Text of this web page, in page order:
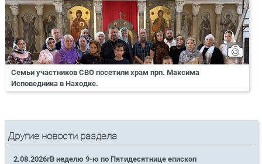
Семьи участников СВО посетили храм прп. Максима
Исповедника в Находке.
Другие новости раздела
2.08.2026гВ неделю 9-ю по Пятидесятнице епископ